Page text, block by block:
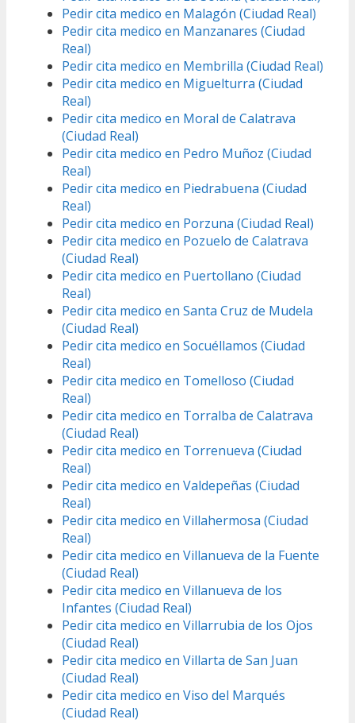
Pedir cita medico en Malagón (Ciudad Real)
Pedir cita medico en Manzanares (Ciudad
Real)
Pedir cita medico en Membrilla (Ciudad Real)
Pedir cita medico en Miguelturra (Ciudad
Real)
Pedir cita medico en Moral de Calatrava
(Ciudad Real)
Pedir cita medico en Pedro Muñoz (Ciudad
Real)
Pedir cita medico en Piedrabuena (Ciudad
Real)
Pedir cita medico en Porzuna (Ciudad Real)
Pedir cita medico en Pozuelo de Calatrava
(Ciudad Real)
Pedir cita medico en Puertollano (Ciudad
Real)
Pedir cita medico en Santa Cruz de Mudela
(Ciudad Real)
Pedir cita medico en Socuéllamos (Ciudad
Real)
Pedir cita medico en Tomelloso (Ciudad
Real)
Pedir cita medico en Torralba de Calatrava
(Ciudad Real)
Pedir cita medico en Torrenueva (Ciudad
Real)
Pedir cita medico en Valdepeñas (Ciudad
Real)
Pedir cita medico en Villahermosa (Ciudad
Real)
Pedir cita medico en Villanueva de la Fuente
(Ciudad Real)
Pedir cita medico en Villanueva de los
Infantes (Ciudad Real)
Pedir cita medico en Villarrubia de los Ojos
(Ciudad Real)
Pedir cita medico en Villarta de San Juan
(Ciudad Real)
Pedir cita medico en Viso del Marqués
(Ciudad Real)